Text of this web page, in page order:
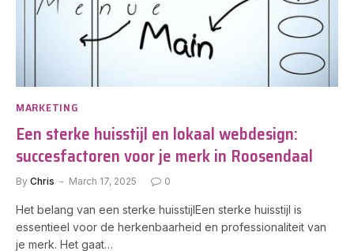
MARKETING
Een sterke huisstijl en lokaal webdesign:
succesfactoren voor je merk in Roosendaal
By Chris March 17, 2025 0
Het belang van een sterke huisstijlEen sterke huisstijl is
essentieel voor de herkenbaarheid en professionaliteit van
je merk. Het gaat…